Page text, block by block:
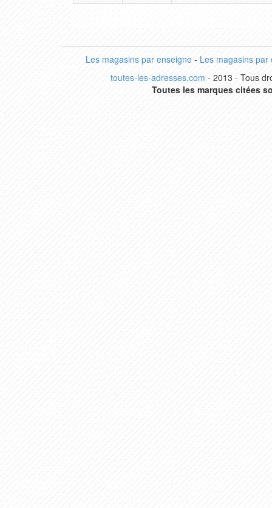
Les magasins par enseigne- Les magasins par
toutes-les-adresses.com - 2013 - Tous
Toutes les marques citées